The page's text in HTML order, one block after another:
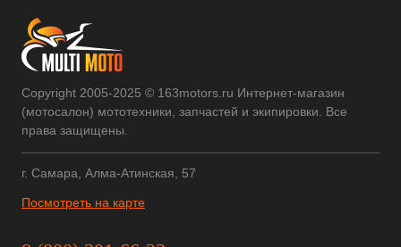
Copyright 2005-2025 © 163motors.ru Интернет-магазин
(мотосалон) мототехники, запчастей и экипировки. Все
права защищены.
г. Самара, Алма-Атинская, 57
Посмотреть на карте